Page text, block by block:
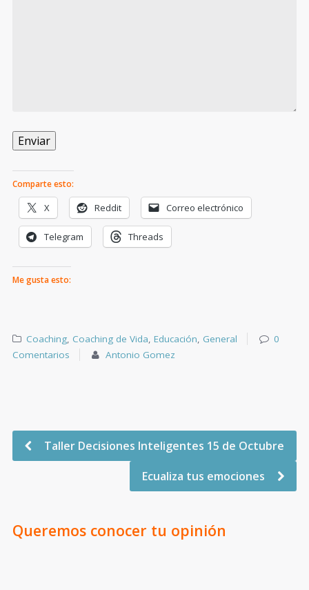
Enviar
Comparte esto:
X Reddit Correo electrónico
Telegram Threads
Me gusta esto:
Coaching Coaching de Vida ,Educación General
0
Comentarios
Antonio Gomez
Taller Decisiones Inteligentes 15 de Octubre
Ecualiza tus emociones
Queremos conocer tu opinión